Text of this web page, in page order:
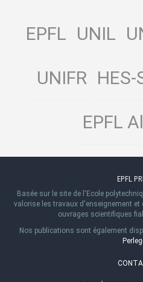
EPFL UNIL
UNIFR HES-
EPFL
EPFL
Basée sur le site de l'Ecole
valorise les travaux d'enseignement et
ouvrages scientifiques
Nos publications sont également